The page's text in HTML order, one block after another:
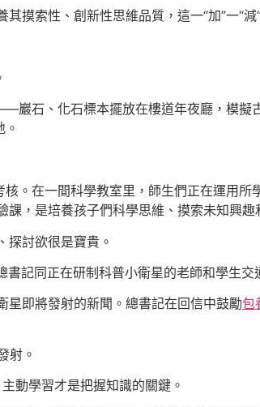
摸索性、創新性思維品質，這一“加”一“
巖石、化石標本擺放在樓道年夜廳，模擬
。在一間科學教室里，師生們正在運用
，是培養孩子們科學思維、摸索未知興趣
探討欲很是寶貴。
記同正在研制科普小衛星的老師和學生交
星即將發射的新聞。總書記在回信中鼓勵包
射。
動學習才是把握知識的關鍵。